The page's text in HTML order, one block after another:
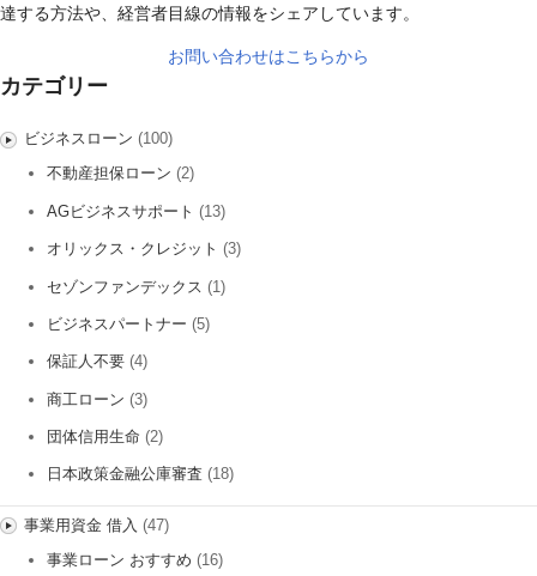
達する方法や、経営者目線の情報をシェアしています。
お問い合わせはこちらから
カテゴリー
ビジネスローン (100)
不動産担保ローン (2)
AGビジネスサポート (13)
オリックス・クレジット (3)
セゾンファンデックス (1)
ビジネスパートナー (5)
保証人不要 (4)
商工ローン (3)
団体信用生命 (2)
日本政策金融公庫審査 (18)
事業用資金 借入 (47)
事業ローン おすすめ (16)